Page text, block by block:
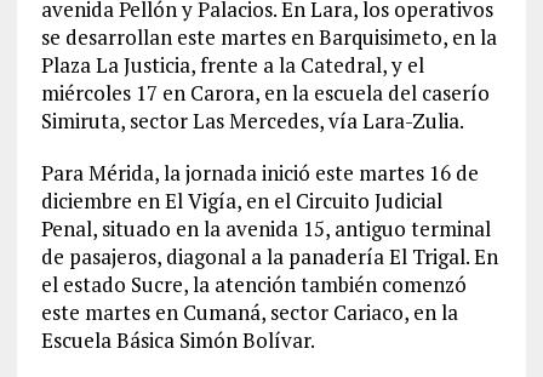
avenida Pellón y Palacios. En Lara, los operativos
se desarrollan este martes en Barquisimeto, en la
Plaza La Justicia, frente a la Catedral, y el
miércoles 17 en Carora, en la escuela del caserío
Simiruta, sector Las Mercedes, vía Lara-Zulia.
Para Mérida, la jornada inició este martes 16 de
diciembre en El Vigía, en el Circuito Judicial
Penal, situado en la avenida 15, antiguo terminal
de pasajeros, diagonal a la panadería El Trigal. En
el estado Sucre, la atención también comenzó
este martes en Cumaná, sector Cariaco, en la
Escuela Básica Simón Bolívar.